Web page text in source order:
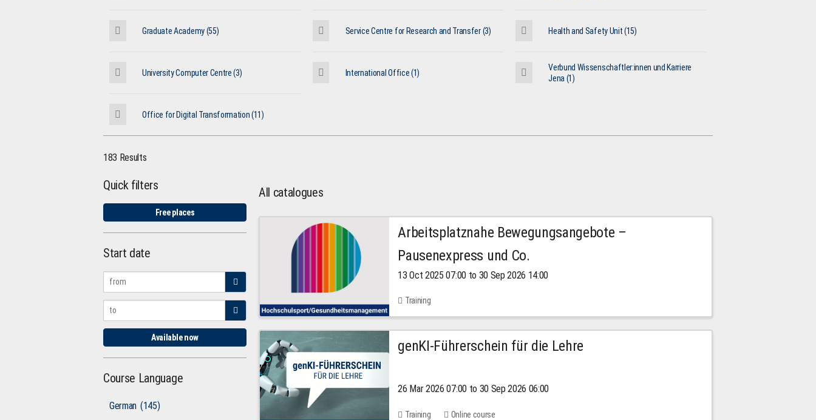
Graduate Academy (55) Service Centre for Research and Transfer (3) Health and Safety Unit (15)
University Computer Centre (3) International Office (1)
Verbund Wissenschaftler:innen und Karriere
Jena (1)
Office for Digital Transformation (11)
183 Results
Quick filters
Free places
Start date
Available now
Course Language
German (145)
All catalogues
Arbeitsplatznahe Bewegungsangebote –
Pausenexpress und Co.
13 Oct 2025 07:00 to 30 Sep 2026 14:00
Training
genKI-Führerschein für die Lehre
26 Mar 2026 07:00 to 30 Sep 2026 06:00
Training Online course